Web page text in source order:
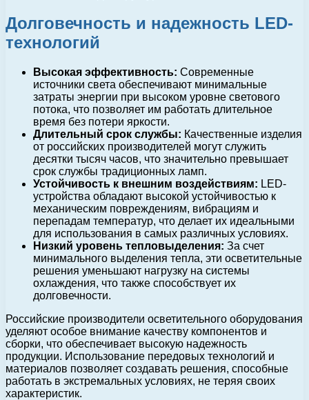
Долговечность и надежность LED-
технологий
Высокая эффективность: Современные
источники света обеспечивают минимальные
затраты энергии при высоком уровне светового
потока, что позволяет им работать длительное
время без потери яркости.
Длительный срок службы: Качественные изделия
от российских производителей могут служить
десятки тысяч часов, что значительно превышает
срок службы традиционных ламп.
Устойчивость к внешним воздействиям: LED-
устройства обладают высокой устойчивостью к
механическим повреждениям, вибрациям и
перепадам температур, что делает их идеальными
для использования в самых различных условиях.
Низкий уровень тепловыделения: За счет
минимального выделения тепла, эти осветительные
решения уменьшают нагрузку на системы
охлаждения, что также способствует их
долговечности.
Российские производители осветительного оборудования
уделяют особое внимание качеству компонентов и
сборки, что обеспечивает высокую надежность
продукции. Использование передовых технологий и
материалов позволяет создавать решения, способные
работать в экстремальных условиях, не теряя своих
характеристик.